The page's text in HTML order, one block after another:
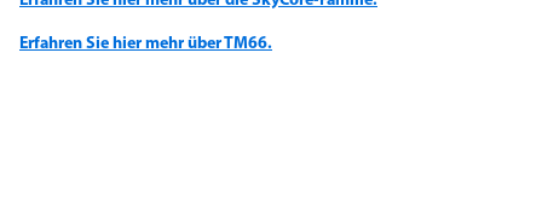
Erfahren Sie hier mehr über TM66.